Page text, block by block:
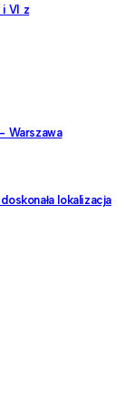
i VI z
Warszawa
lokalizacja